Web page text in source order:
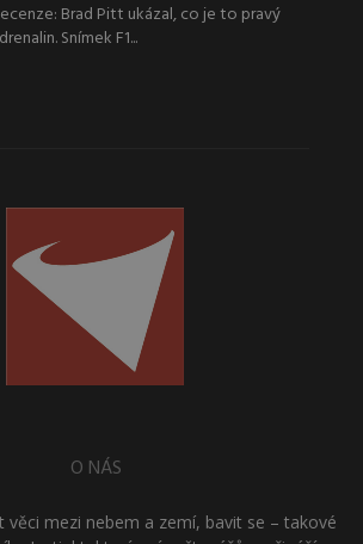
Brad Pitt ukázal, co je to pravý
Snímek F1...
O NÁS
věci mezi nebem a zemí, bavit se – takové